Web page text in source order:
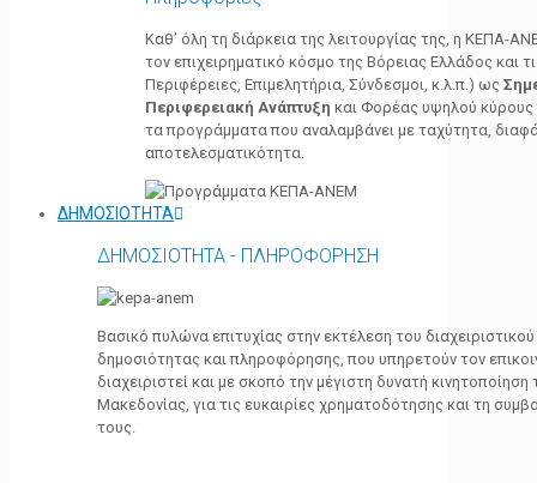
Καθ’ όλη τη διάρκεια της λειτουργίας της, η ΚΕΠΑ-
τον επιχειρηματικό κόσμο της Βόρειας Ελλάδος και
Περιφέρειες, Επιμελητήρια, Σύνδεσμοι, κ.λ.π.) ως
Περιφερειακή Ανάπτυξη και Φορέας υψηλού κύρους
τα προγράμματα που αναλαμβάνει με ταχύτητα,
αποτελεσματικότητα.
ΔΗΜΟΣΙΟΤΗΤΑ
ΔΗΜΟΣΙΟΤΗΤΑ - ΠΛΗΡΟΦΟΡΗΣΗ
Βασικό πυλώνα επιτυχίας στην εκτέλεση του
δημοσιότητας και πληροφόρησης, που υπηρετούν τον
διαχειριστεί και με σκοπό την μέγιστη δυνατή
Μακεδονίας, για τις ευκαιρίες χρηματοδότησης και τη
τους.